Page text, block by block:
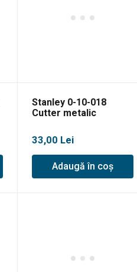
Stanley 0-10-018
Cutter metalic
33,00 Lei
Adaugă în coș